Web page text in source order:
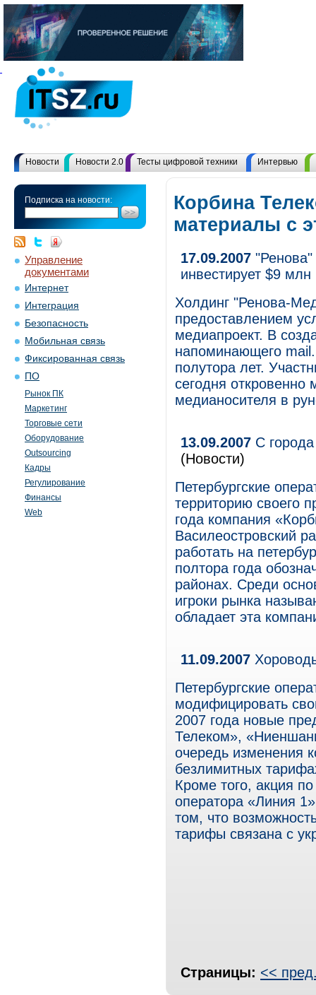
Новости Новости 2.0 Тесты цифровой техники Интервью
Подписка на новости:
Управление
документами
Интернет
Интеграция
Безопасность
Мобильная связь
Фиксированная связь
ПО
Рынок ПК
Маркетинг
Торговые сети
Оборудование
Outsourcing
Кадры
Регулирование
Финансы
Web
Корбина
материалы с
17.09.2007
инвестирует $9
Холдинг "Ренова-
предоставлением
медиапроект. В
напоминающего
полутора лет.
сегодня откровенно
медианосителя в
13.09.2007 С
(Новости)
Петербургские
территорию своего
года компания
Василеостровский
работать на
полтора года
районах. Среди
игроки рынка
обладает эта
11.09.2007
Петербургские
модифицировать
2007 года новые
Телеком»,
очередь изменения
безлимитных
Кроме того, акция
оператора «Линия
том, что
тарифы связана с
Страницы: <<